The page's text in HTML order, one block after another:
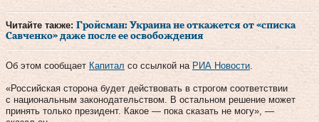
Читайте также: Гройсман: Украина не откажется от «списка
Савченко» даже после ее освобождения
Об этом сообщает Капитал со ссылкой на РИА Новости
«Российская сторона будет действовать в строгом соответствии
с национальным законодательством. В остальном решение может
принять только президент. Какое — пока сказать не могу», —